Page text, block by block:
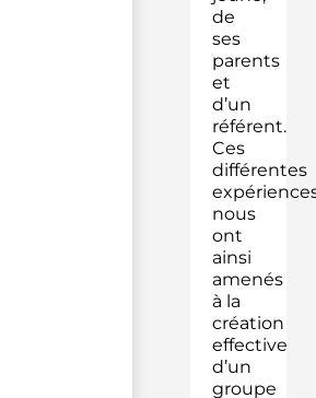
de
ses
parents
et
d’un
référent.
Ces
différentes
nous
ont
ainsi
amenés
à la
création
effective
d’un
groupe